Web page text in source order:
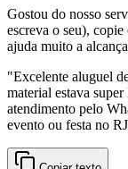
Gostou do nosso
escreva o seu),
ajuda muito a
"Excelente aluguel
material estava
atendimento pelo
evento ou festa no